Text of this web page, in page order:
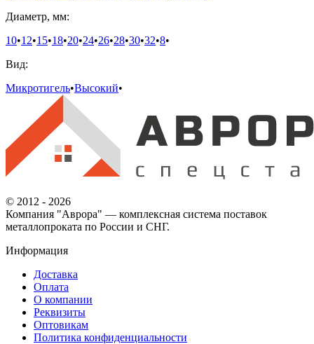
Диаметр, мм:
10•12•15•18•20•24•26•28•30•32•8•
Вид:
Микротигель•Высокий•
© 2012 - 2026
Компания "Аврора" — комплексная система поставок
металлопроката по России и СНГ.
Информация
Доставка
Оплата
О компании
Реквизиты
Оптовикам
Политика конфиденциальности